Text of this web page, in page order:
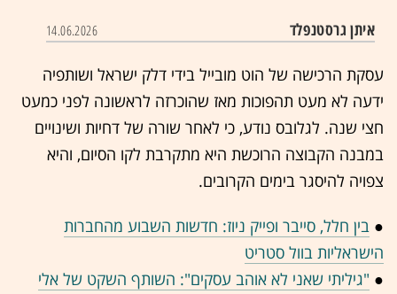
איתן גרסטנפלד 14.06.2026
עסקת הרכישה של הוט מובייל בידי דלק ישראל ושותפיה
ידעה לא מעט תהפוכות מאז שהוכרזה לראשונה לפני כמעט
חצי שנה. לגלובס נודע, כי לאחר שורה של דחיות ושינויים
במבנה הקבוצה הרוכשת היא מתקרבת לקו הסיום, והיא
צפויה להיסגר בימים הקרובים.
● בין חלל, סייבר ופייק ניוז: חדשות השבוע מהחברות
הישראליות בוול סטריט
● "גיליתי שאני לא אוהב עסקים": השותף השקט של אלי